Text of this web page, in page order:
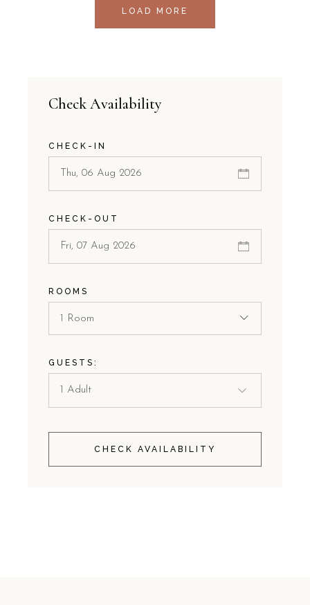
LOAD MORE
Check Availability
CHECK-IN
CHECK-OUT
ROOMS
1 Room
GUESTS:
CHECK AVAILABILITY